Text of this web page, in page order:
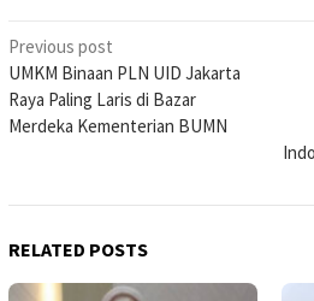
Post
navigation
Previous post
UMKM Binaan PLN UID Jakarta
Raya Paling Laris di Bazar
Merdeka Kementerian BUMN
RELATED POSTS